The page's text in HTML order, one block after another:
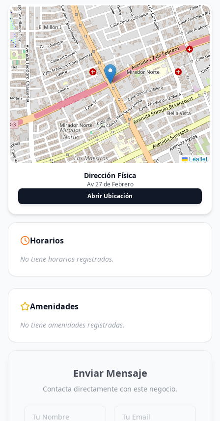
Leaflet
Dirección Física
Av 27 de Febrero
Abrir Ubicación
Horarios
No tiene horarios registrados.
Amenidades
No tiene amenidades registradas.
Enviar Mensaje
Contacta directamente con este negocio.